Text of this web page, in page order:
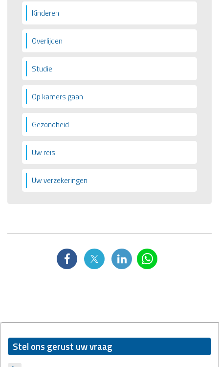
Kinderen
Overlijden
Studie
Op kamers gaan
Gezondheid
Uw reis
Uw verzekeringen
Stel ons gerust uw vraag